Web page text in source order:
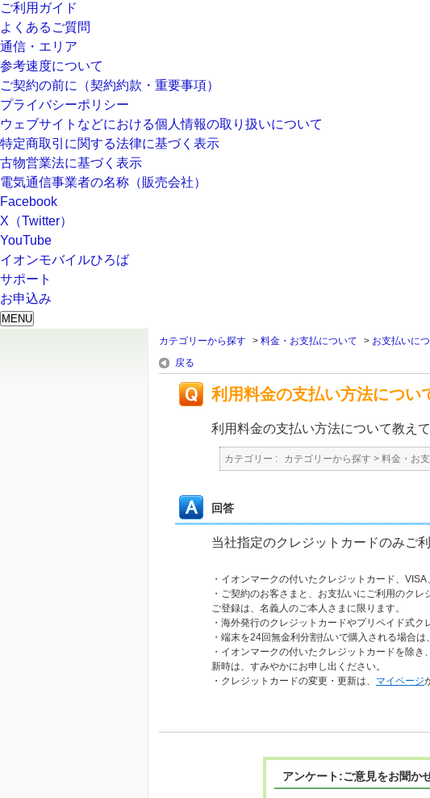
ご利用ガイド
よくあるご質問
通信・エリア
参考速度について
ご契約の前に（契約約款・重要事項）
プライバシーポリシー
ウェブサイトなどにおける個人情報の取り扱いについて
特定商取引に関する法律に基づく表示
古物営業法に基づく表示
電気通信事業者の名称（販売会社）
Facebook
X（Twitter）
YouTube
イオンモバイルひろば
サポート
お申込み
MENU
カテゴリーから探す > 料金・お支払について > お支払いに
戻る
利用料金の支払い方法につい
利用料金の支払い方法について教えて
カテゴリー : カテゴリーから探す > 料金・お
回答
当社指定のクレジットカードのみご
・イオンマークの付いたクレジットカード、
・ご契約のお客さまと、お支払いにご利用のク
ご登録は、名義人のご本人さまに限ります。
・海外発行のクレジットカードやプリペイド式
・端末を24回無金利分割払いで購入される場合
・イオンマークの付いたクレジットカードを除
新時は、すみやかにお申し出ください。
・クレジットカードの変更・更新は、 マイページ
アンケート:ご意見をお聞か